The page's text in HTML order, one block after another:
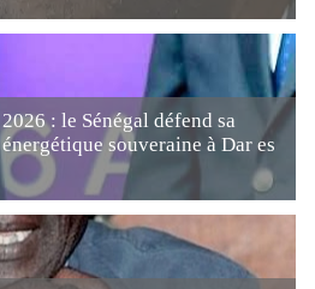
: le Sénégal défend sa
souveraine à Dar es